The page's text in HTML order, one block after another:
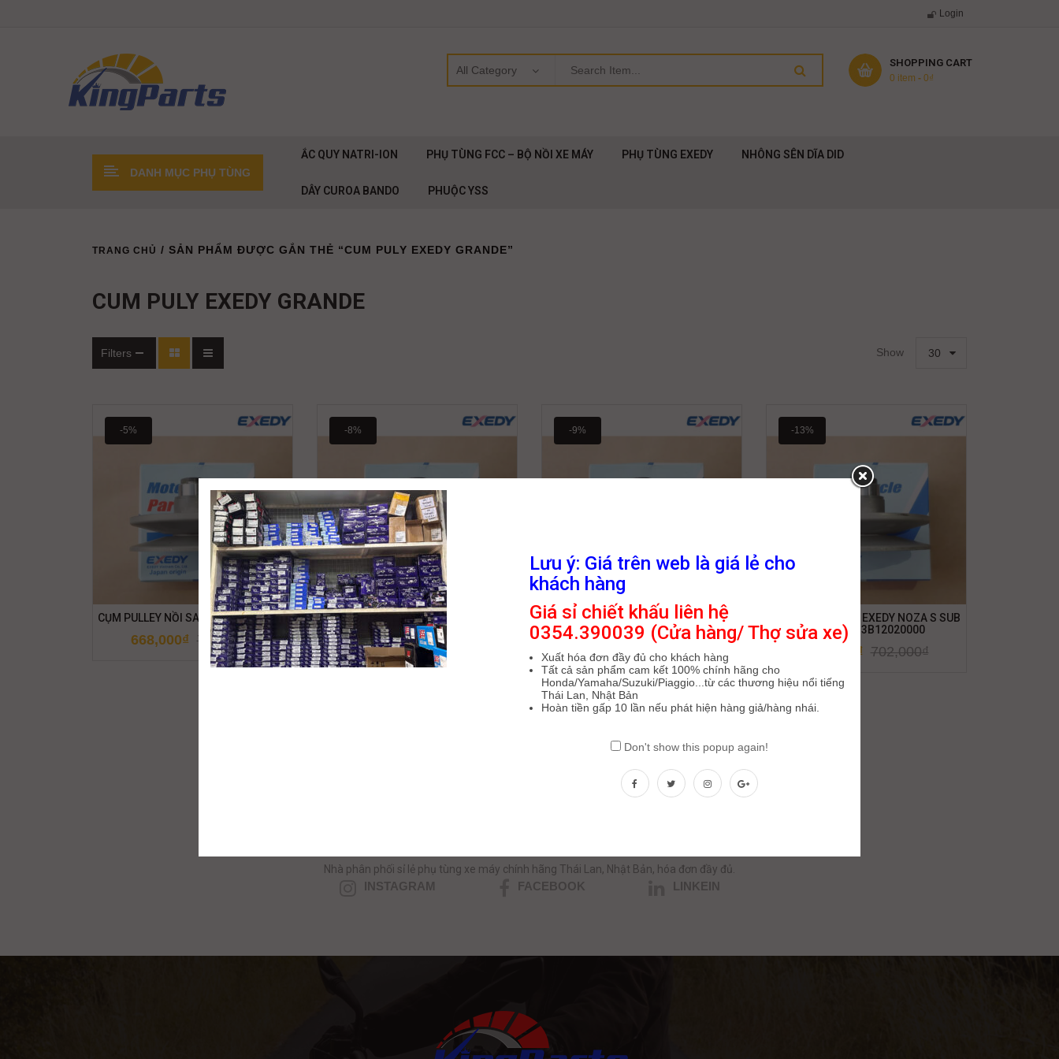
Login
SHOPPING CART
0 item - 0₫
DANH MỤC PHỤ TÙNG
ẮC QUY NATRI-ION PHỤ TÙNG FCC – BỘ NỒI XE MÁY PHỤ TÙNG EXEDY NHÔNG SÊN DĨA DID
DÂY CUROA BANDO PHUỘC YSS
TRANG CHỦ / SẢN PHẨM ĐƯỢC GẮN THẺ “CUM PULY EXEDY GRANDE”
CUM PULY EXEDY GRANDE
Filters Show 30
-5%
CỤM PULLEY NỒI SAU EXEDY GRANDE
702,000₫
668,000₫
-8%
CỤM PULLEY SAU EXEDY NOUVO125 V
SX/VI FI GP/VII FI SX S SUB ASY (1DB)
3B19200000
702,000
649,000₫
-9%
CỤM PULLEY SAU EXEDY NOUVO135 S
SUB ASY (5P1) 3B03050001
702,000₫
642,000 ₫
-13%
CỤM PULLEY SAU EXEDY NOZA S SUB
ASY (1DR) 3B12020000
702,000₫
₫
Nhà phân phối sỉ lẻ phụ tùng xe máy chính hãng Thái Lan, Nhật Bản, hóa đơn đầy đủ.
INSTAGRAM FACEBOOK LINKEIN
Lưu ý: Giá trên web là giá lẻ cho
khách hàng
Giá sỉ chiết khấu liên hệ
0354.390039 (Cửa hàng/ Thợ sửa xe)
Xuất hóa đơn đầy đủ cho khách hàng
Tất cả sản phẩm cam kết 100% chính hãng cho
Honda/Yamaha/Suzuki/Piaggio...từ các thương hiệu nổi tiếng
Thái Lan, Nhật Bản
Hoàn tiền gấp 10 lần nếu phát hiện hàng giả/hàng nhái.
Don't show this popup again!